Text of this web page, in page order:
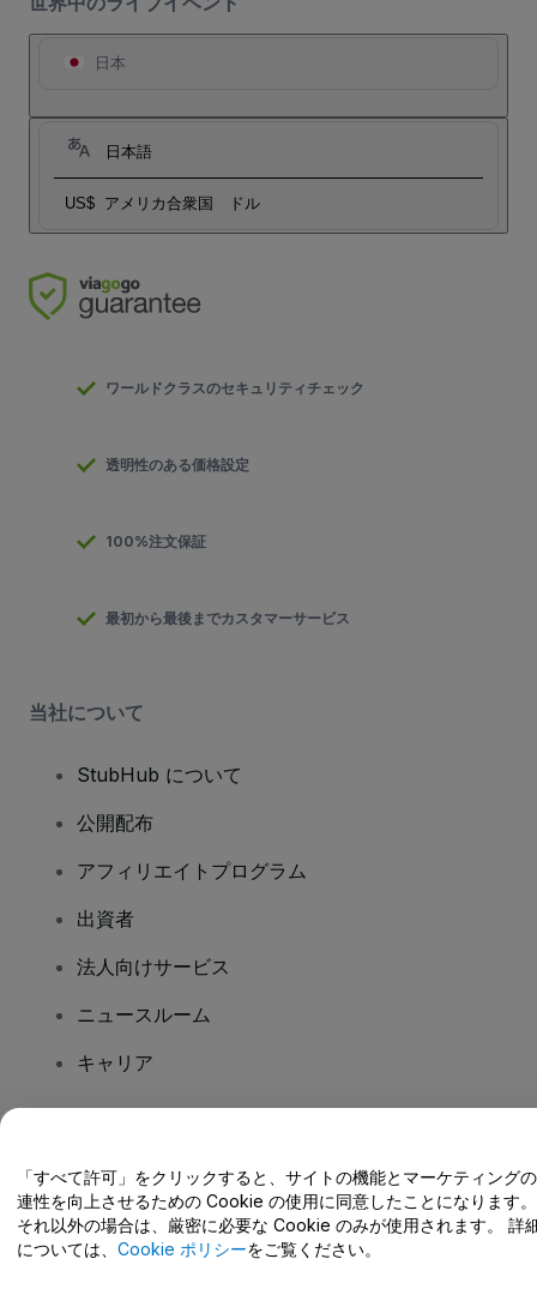
日本
日本語
US$ アメリカ合衆国 ドル
ワールドクラスのセキュリティチェック
透明性のある価格設定
100%注文保証
最初から最後までカスタマーサービス
当社について
StubHub について
公開配布
アフィリエイトプログラム
出資者
法人向けサービス
ニュースルーム
キャリア
ヘルプセンター / こちらまでご連絡下さい
「すべて許可」をクリックすると、サイトの機能とマーケティング
連性を向上させるための Cookie の使用に同意したことになります。
それ以外の場合は、厳密に必要な Cookie のみが使用されます。 詳
については、 Cookie ポリシーをご覧ください。